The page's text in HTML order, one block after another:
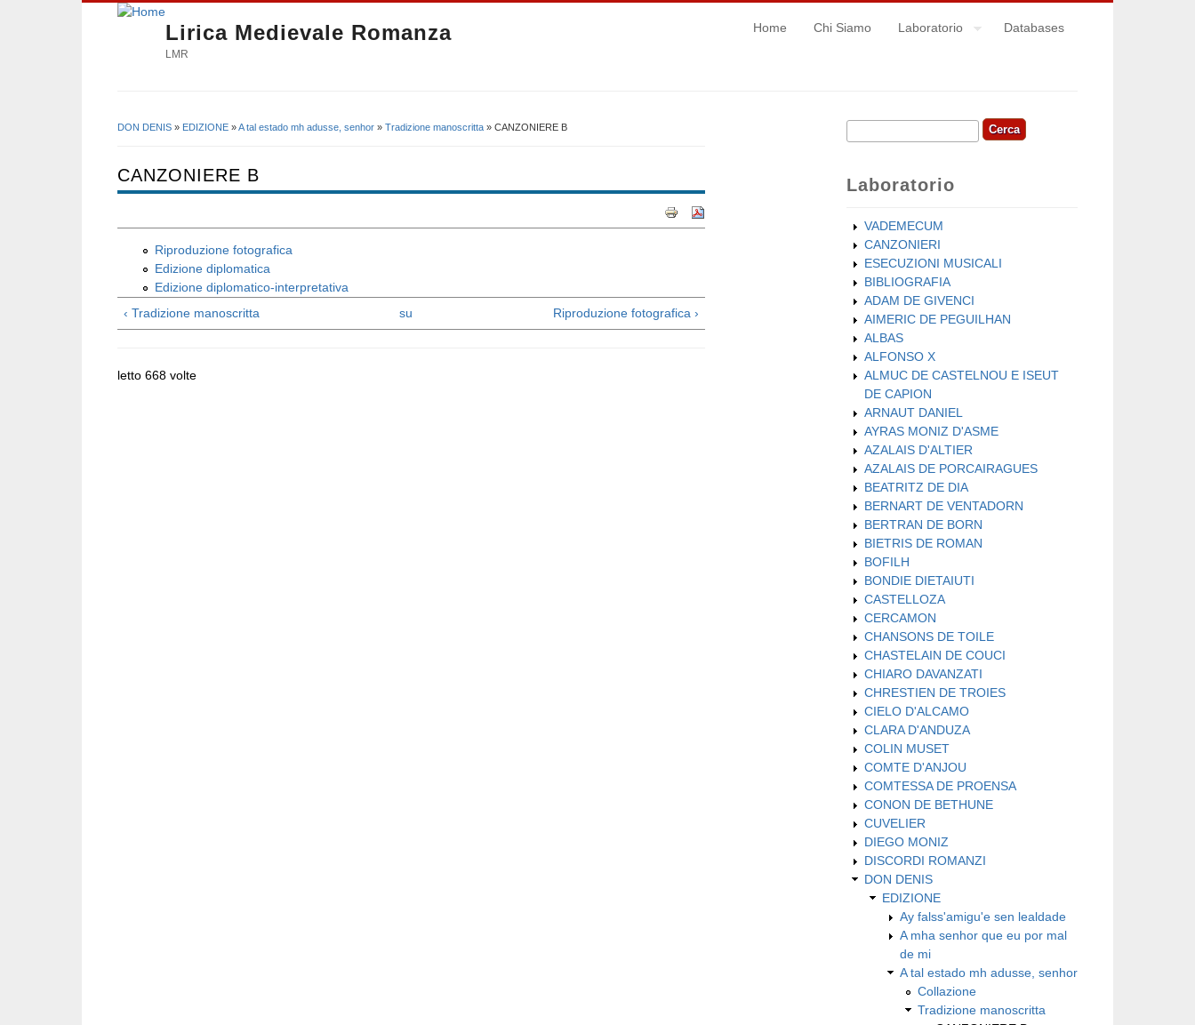
Lirica Medievale Romanza
LMR
Home Chi Siamo Laboratorio Databases
DON DENIS » EDIZIONE »A tal estado mh adusse, senhor » Tradizione manoscritta » CANZONIERE B
CANZONIERE B
Riproduzione fotografica
Edizione diplomatica
Edizione diplomatico-interpretativa
‹ Tradizione manoscritta
su Riproduzione fotografica ›
letto 668 volte
Form di ricerca
Cerca
Laboratorio
VADEMECUM
CANZONIERI
ESECUZIONI MUSICALI
BIBLIOGRAFIA
ADAM DE GIVENCI
AIMERIC DE PEGUILHAN
ALBAS
ALFONSO X
ALMUC DE CASTELNOU E ISEUT
DE CAPION
ARNAUT DANIEL
AYRAS MONIZ D'ASME
AZALAIS D'ALTIER
AZALAIS DE PORCAIRAGUES
BEATRITZ DE DIA
BERNART DE VENTADORN
BERTRAN DE BORN
BIETRIS DE ROMAN
BOFILH
BONDIE DIETAIUTI
CASTELLOZA
CERCAMON
CHANSONS DE TOILE
CHASTELAIN DE COUCI
CHIARO DAVANZATI
CHRESTIEN DE TROIES
CIELO D'ALCAMO
CLARA D'ANDUZA
COLIN MUSET
COMTE D'ANJOU
COMTESSA DE PROENSA
CONON DE BETHUNE
CUVELIER
DIEGO MONIZ
DISCORDI ROMANZI
DON DENIS
EDIZIONE
Ay falss'amigu'e sen lealdade
A mha senhor que eu por mal
de mi
A tal estado mh adusse, senhor
Collazione
Tradizione manoscritta